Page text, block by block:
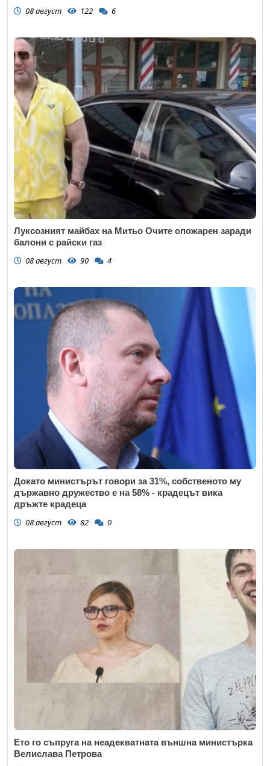
08 август 122 6
Луксозният майбах на Митьо Очите опожарен заради
балони с райски газ
08 август 90 4
Докато министърът говори за 31%, собственото му
държавно дружество е на 58% - крадецът вика
дръжте крадеца
08 август 82 0
Ето го съпруга на неадекватната външна министърка
Велислава Петрова